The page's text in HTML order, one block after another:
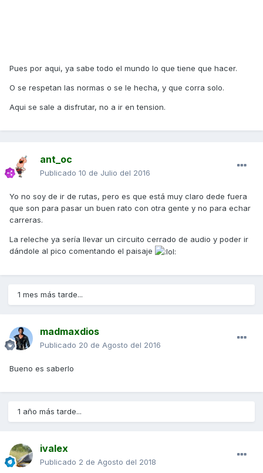
Pues por aqui, ya sabe todo el mundo lo que tiene que hacer.
O se respetan las normas o se le hecha, y que corra solo.
Aqui se sale a disfrutar, no a ir en tension.
ant_oc
Publicado 10 de Julio del 2016
Yo no soy de ir de rutas, pero es que está muy claro dede fuera
que son para pasar un buen rato con otra gente y no para echar
carreras.
La releche ya sería llevar un circuito cerrado de audio y poder ir
dándole al pico comentando el paisaje
1 mes más tarde...
madmaxdios
Publicado 20 de Agosto del 2016
Bueno es saberlo
1 año más tarde...
ivalex
Publicado 2 de Agosto del 2018